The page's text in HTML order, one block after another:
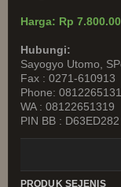
Harga: Rp
Hubungi:
Sayogyo Utomo,
Fax : 0271-610913
Phone:
WA : 08122651319
PIN BB : D63ED282
PRODUK SEJENIS